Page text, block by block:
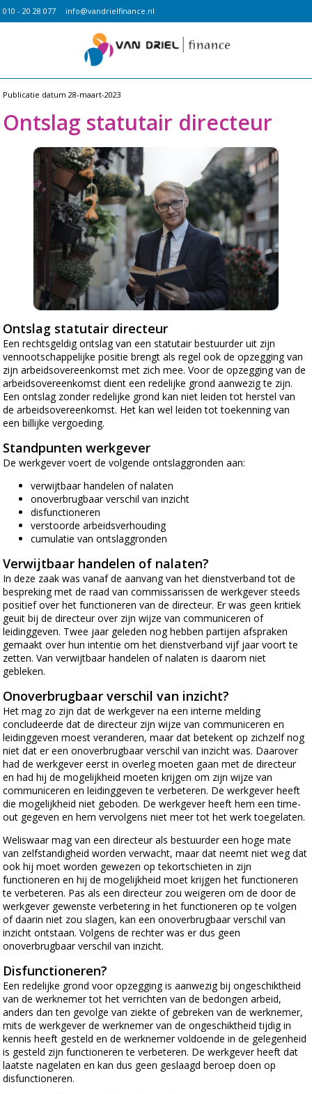
010 - 20 28 077 info@vandrielfinance.nl
Publicatie datum 28-maart-2023
Ontslag statutair directeur
Ontslag statutair directeur
Een rechtsgeldig ontslag van een statutair bestuurder uit zijn
vennootschappelijke positie brengt als regel ook de opzegging van
zijn arbeidsovereenkomst met zich mee. Voor de opzegging van de
arbeidsovereenkomst dient een redelijke grond aanwezig te zijn.
Een ontslag zonder redelijke grond kan niet leiden tot herstel van
de arbeidsovereenkomst. Het kan wel leiden tot toekenning van
een billijke vergoeding.
Standpunten werkgever
De werkgever voert de volgende ontslaggronden aan:
verwijtbaar handelen of nalaten
onoverbrugbaar verschil van inzicht
disfunctioneren
verstoorde arbeidsverhouding
cumulatie van ontslaggronden
Verwijtbaar handelen of nalaten?
In deze zaak was vanaf de aanvang van het dienstverband tot de
bespreking met de raad van commissarissen de werkgever steeds
positief over het functioneren van de directeur. Er was geen kritiek
geuit bij de directeur over zijn wijze van communiceren of
leidinggeven. Twee jaar geleden nog hebben partijen afspraken
gemaakt over hun intentie om het dienstverband vijf jaar voort te
zetten. Van verwijtbaar handelen of nalaten is daarom niet
gebleken.
Onoverbrugbaar verschil van inzicht?
Het mag zo zijn dat de werkgever na een interne melding
concludeerde dat de directeur zijn wijze van communiceren en
leidinggeven moest veranderen, maar dat betekent op zichzelf nog
niet dat er een onoverbrugbaar verschil van inzicht was. Daarover
had de werkgever eerst in overleg moeten gaan met de directeur
en had hij de mogelijkheid moeten krijgen om zijn wijze van
communiceren en leidinggeven te verbeteren. De werkgever heeft
die mogelijkheid niet geboden. De werkgever heeft hem een time-
out gegeven en hem vervolgens niet meer tot het werk toegelaten.
Weliswaar mag van een directeur als bestuurder een hoge mate
van zelfstandigheid worden verwacht, maar dat neemt niet weg dat
ook hij moet worden gewezen op tekortschieten in zijn
functioneren en hij de mogelijkheid moet krijgen het functioneren
te verbeteren. Pas als een directeur zou weigeren om de door de
werkgever gewenste verbetering in het functioneren op te volgen
of daarin niet zou slagen, kan een onoverbrugbaar verschil van
inzicht ontstaan. Volgens de rechter was er dus geen
onoverbrugbaar verschil van inzicht.
Disfunctioneren?
Een redelijke grond voor opzegging is aanwezig bij ongeschiktheid
van de werknemer tot het verrichten van de bedongen arbeid,
anders dan ten gevolge van ziekte of gebreken van de werknemer,
mits de werkgever de werknemer van de ongeschiktheid tijdig in
kennis heeft gesteld en de werknemer voldoende in de gelegenheid
is gesteld zijn functioneren te verbeteren. De werkgever heeft dat
laatste nagelaten en kan dus geen geslaagd beroep doen op
disfunctioneren.